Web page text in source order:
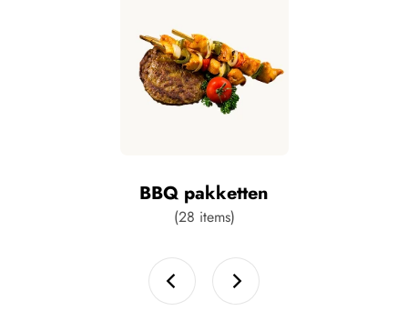
BBQ pakketten
(28 items)